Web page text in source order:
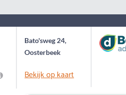
Bato'sweg 24,
Oosterbeek
Bekijk op kaart